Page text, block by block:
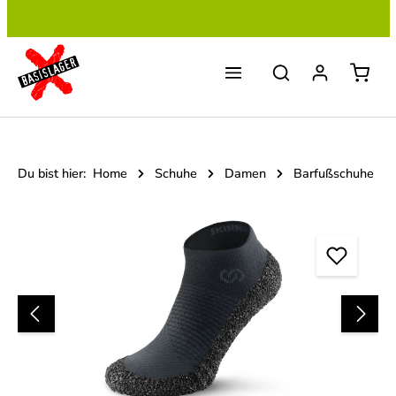
Du bist hier: Home Schuhe Damen Barfußschuhe